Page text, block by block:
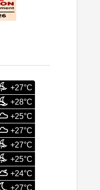
+27°C
+28°C
+25°C
+27°C
+27°C
+25°C
+24°C
+27°C